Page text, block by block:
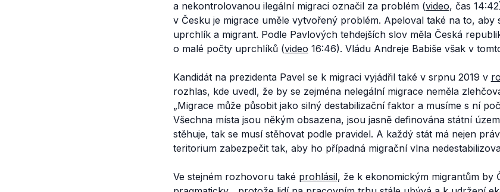
a nekontrolovanou ilegální migraci označil za problém (video, čas
v Česku je migrace uměle vytvořený problém. Apeloval také na to, aby
uprchlík a migrant. Podle Pavlových tehdejších slov měla Česká
o malé počty uprchlíků (video 16:46). Vládu Andreje Babiše však v
Kandidát na prezidenta Pavel se k migraci vyjádřil také v srpnu 2019 v
rozhlas, kde uvedl, že by se zejména nelegální migrace neměla
„Migrace může působit jako silný destabilizační faktor a musíme s ní
Všechna místa jsou někým obsazena, jsou jasně definována státní
stěhuje, tak se musí stěhovat podle pravidel. A každý stát má nejen
teritorium zabezpečit tak, aby ho případná migrační vlna
Ve stejném rozhovoru také prohlásil, že k ekonomickým migrantům by